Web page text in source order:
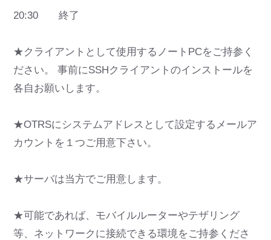
20:30 終了
★クライアントとして使用するノートPCをご持参く
ださい。 事前にSSHクライアントのインストールを
各自お願いします。
★OTRSにシステムアドレスとして設定するメールア
カウントを１つご用意下さい。
★サーバは当方でご用意します。
★可能であれば、モバイルルーターやテザリング
等、ネットワークに接続できる環境をご持参くださ